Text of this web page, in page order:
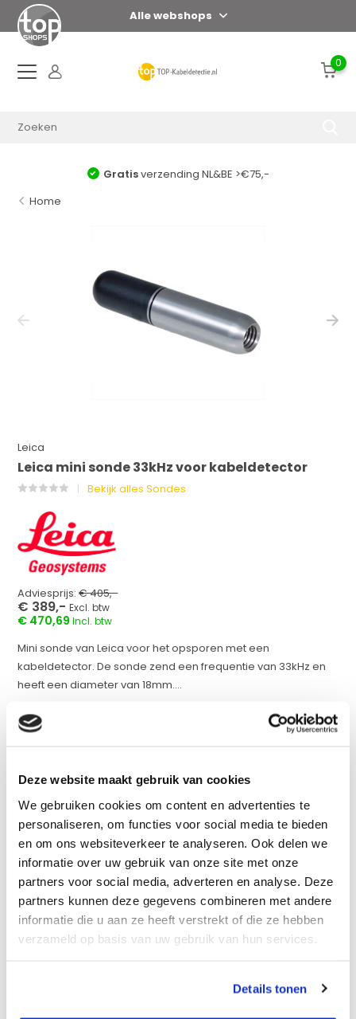
Deze website maakt gebruik van cookies
We gebruiken cookies om content en advertenties te
personaliseren, om functies voor social media te bieden
en om ons websiteverkeer te analyseren. Ook delen we
informatie over uw gebruik van onze site met onze
partners voor social media, adverteren en analyse. Deze
partners kunnen deze gegevens combineren met andere
informatie die u aan ze heeft verstrekt of die ze hebben
verzameld op basis van uw gebruik van hun services.
Details tonen
Alle webshops
0
Gratisverzending NL&BE >€75,-
Home
Leica
Leica mini sonde 33kHz voor kabeldetector
Bekijk alles Sondes
Adviesprijs:€ 405,-
€ 389,-Excl. btw
€ 470,69Incl. btw
Mini sonde van Leica voor het opsporen met een
kabeldetector. De sonde zend een frequentie van 33kHz en
heeft een diameter van 18mm....
In bestelling
Vergelijk
Productomschrijving
Specificaties